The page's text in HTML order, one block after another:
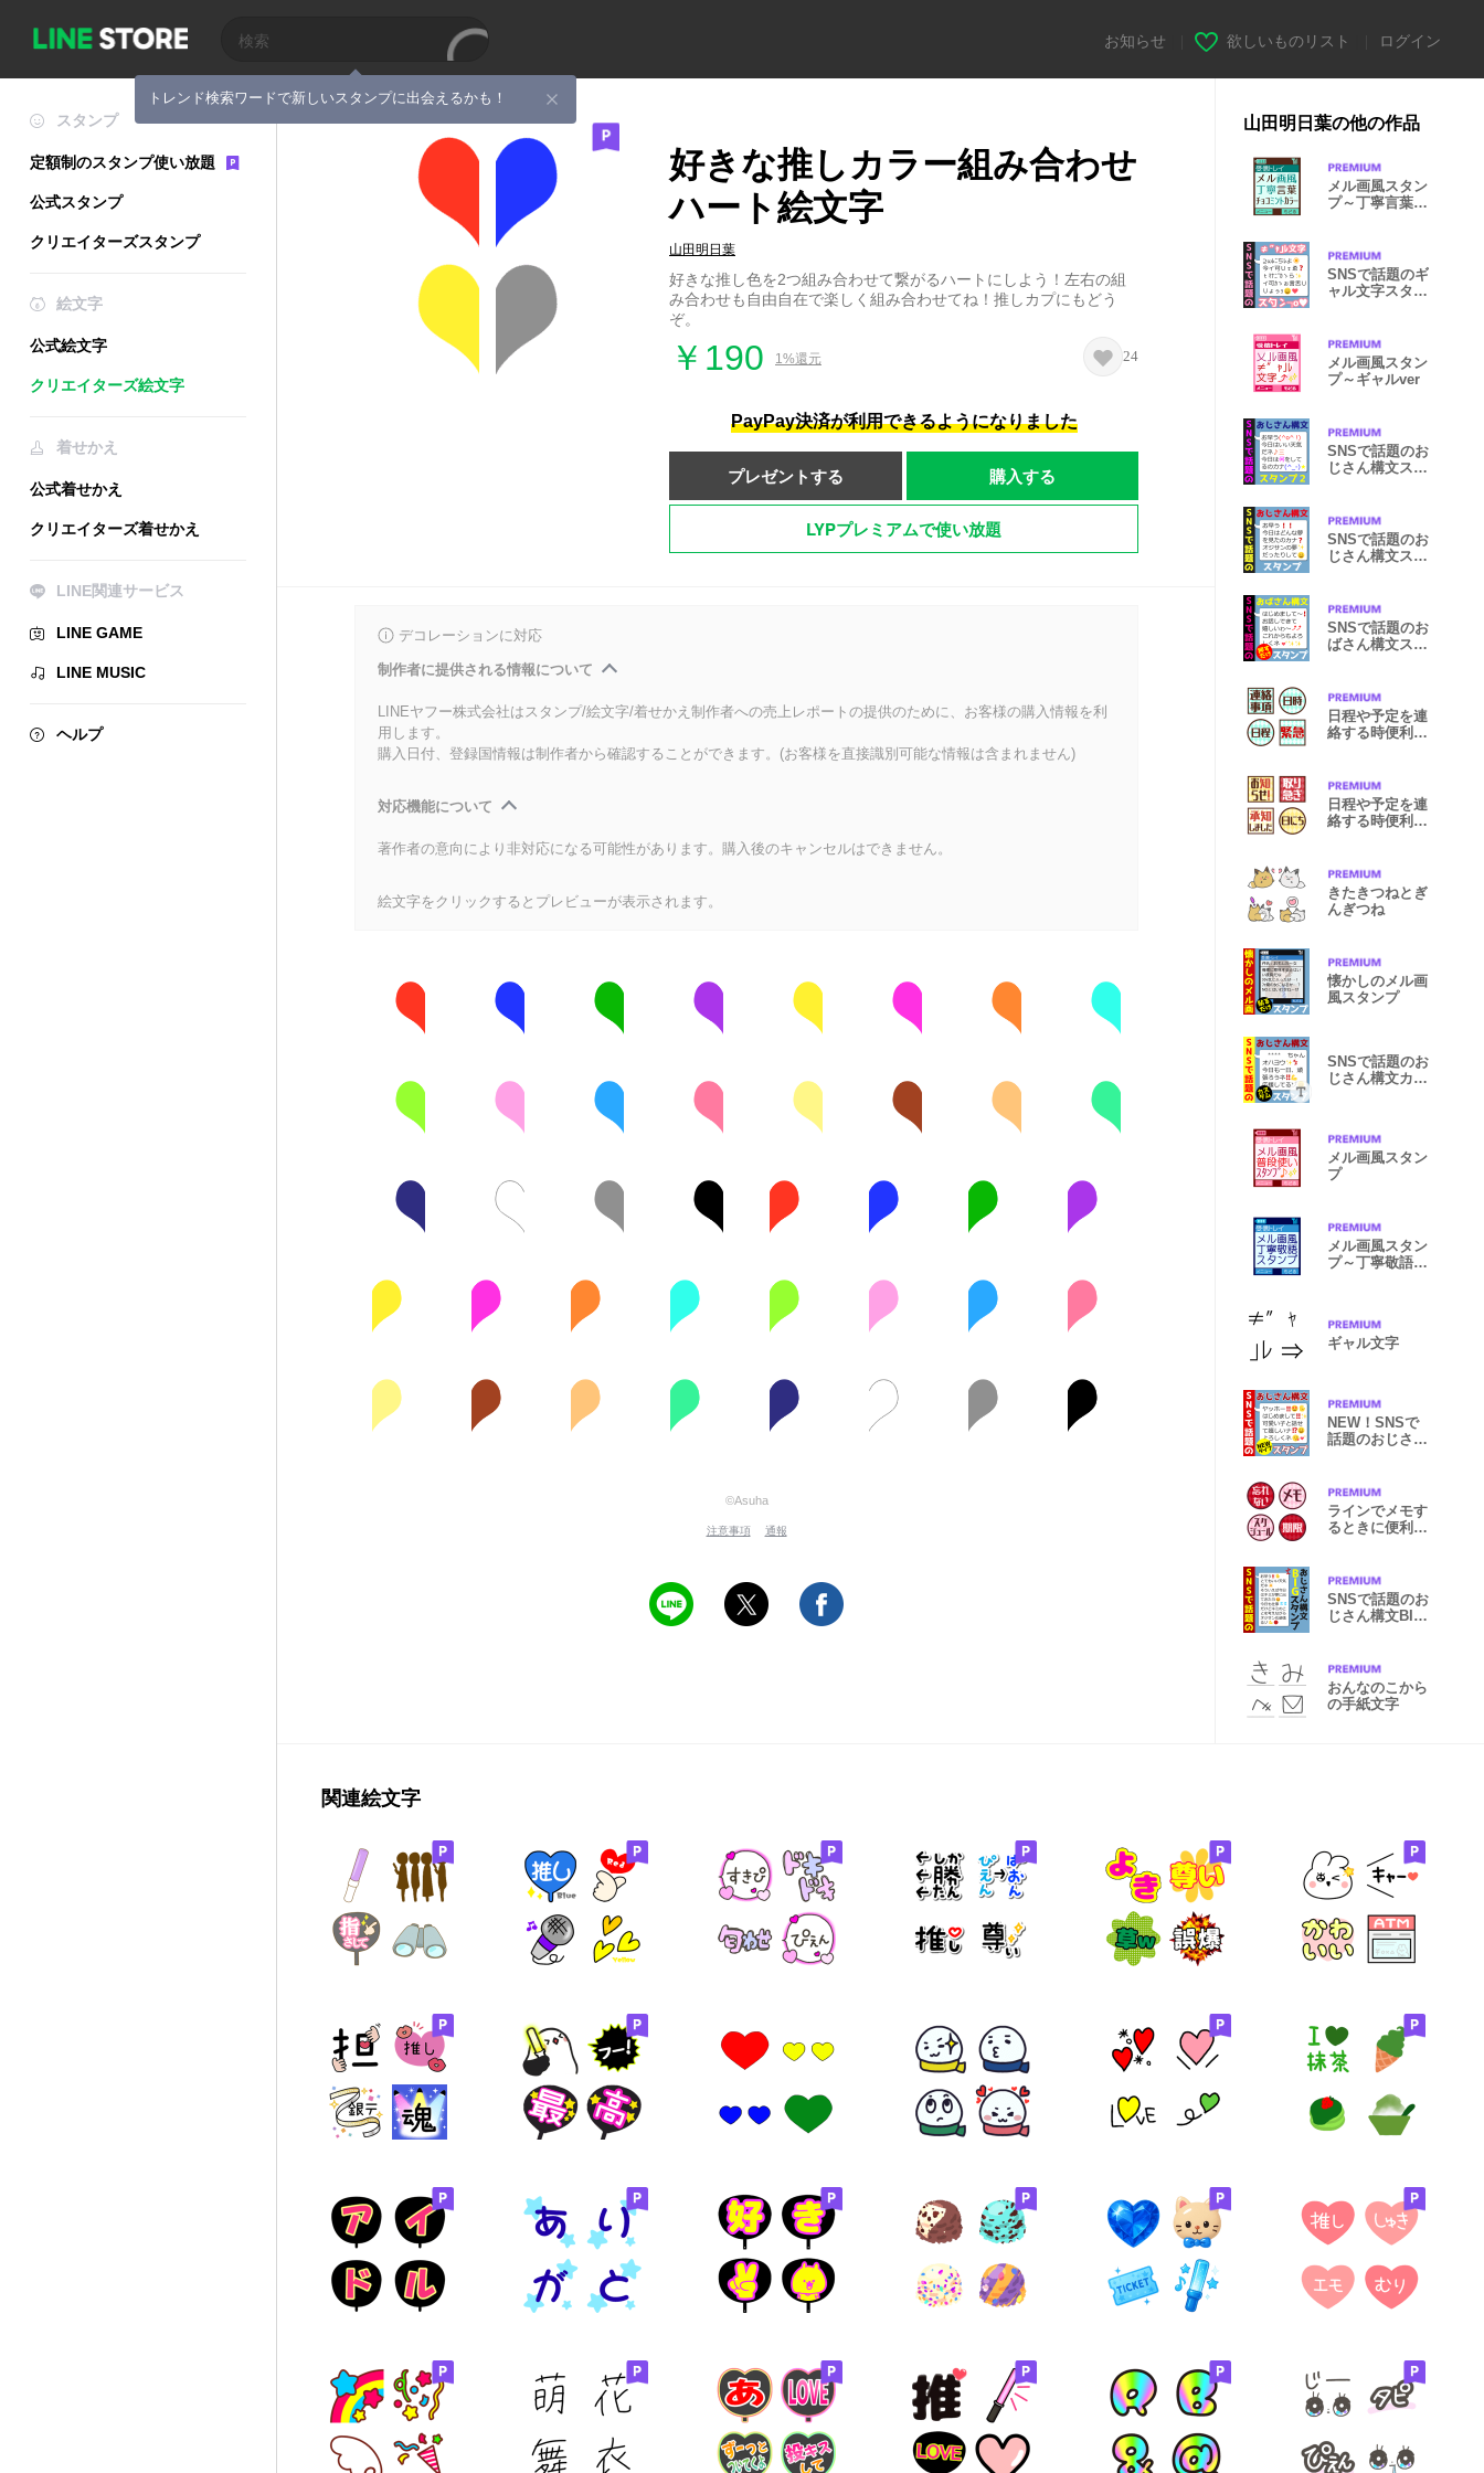
トレンド検索ワードで新しいスタンプに出会えるかも！
お知らせ 欲しいものリスト ログイン
スタンプ
定額制のスタンプ使い放題
公式スタンプ
クリエイターズスタンプ
絵文字
公式絵文字
クリエイターズ絵文字
着せかえ
公式着せかえ
クリエイターズ着せかえ
LINE関連サービス
LINE GAME
LINE MUSIC
ヘルプ
好きな推しカラー組み合わせ
ハート絵文字
山田明日葉
好きな推し色を2つ組み合わせて繋がるハートにしよう！左右の組
み合わせも自由自在で楽しく組み合わせてね！推しカプにもどう
ぞ。
￥190 1%還元 24
PayPay決済が利用できるようになりました
プレゼントする 購入する
LYPプレミアムで使い放題
デコレーションに対応
制作者に提供される情報について
LINEヤフー株式会社はスタンプ/絵文字/着せかえ制作者への売上レポートの提供のために、お客様の購入情報を利
用します。
購入日付、登録国情報は制作者から確認することができます。(お客様を直接識別可能な情報は含まれません)
対応機能について
著作者の意向により非対応になる可能性があります。購入後のキャンセルはできません。
絵文字をクリックするとプレビューが表示されます。
©Asuha
注意事項 通報
山田明日葉の他の作品
メル画風スタン
プ～丁寧言葉
SNSで話題のギ
ャル文字スタン
メル画風スタン
プ～ギャルver
SNSで話題のお
じさん構文スタ
SNSで話題のお
じさん構文スタ
SNSで話題のお
ばさん構文スタ
日程や予定を連
絡する時便利な
日程や予定を連
絡する時便利な
きたきつねとぎ
んぎつね
懐かしのメル画
風スタンプ
SNSで話題のお
じさん構文カス
メル画風スタン
プ
メル画風スタン
プ～丁寧敬語
ギャル文字
NEW！SNSで
話題のおじさん
ラインでメモす
るときに便利な
SNSで話題のお
じさん構文BIG
おんなのこから
の手紙文字
関連絵文字